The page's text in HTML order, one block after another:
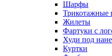
Шарфы
Трикотажные
Жилеты
Фартуки с
Худи под
Куртки